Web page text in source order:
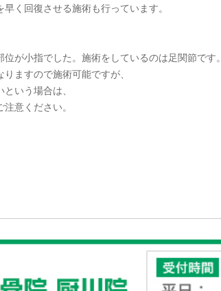
く回復させる施術も行っています。
が小指でした。施術をしているのは足関節です。
ますので施術可能ですが、
いう場合は、
意ください。